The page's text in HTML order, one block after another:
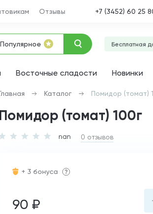
Отзывы +7 (3452) 60 25
Популярное Бесплатная
Восточные сладости Новинки
Каталог Помидор (томат)
Помидор (томат) 100г
nan 0 отзывов
+ 3 бонуса
90 ₽